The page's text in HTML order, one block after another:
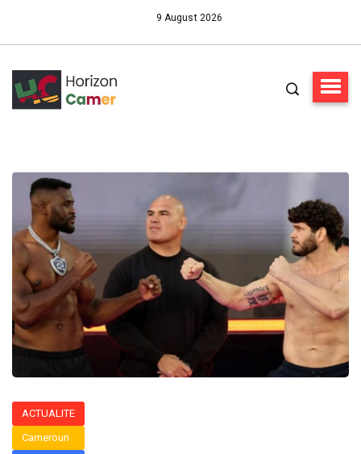
9 August 2026
ACTUALITE
Cameroun